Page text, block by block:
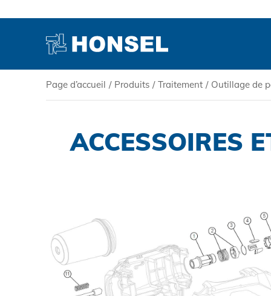
PRODUITS
HONSEL
SERVICE
TELECHARGEMENTS
Page d’accueil / Produits / Traitement / Outillage de
ACCESSOIRES